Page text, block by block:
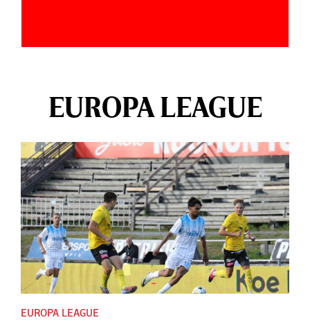
EUROPA LEAGUE
EUROPA LEAGUE